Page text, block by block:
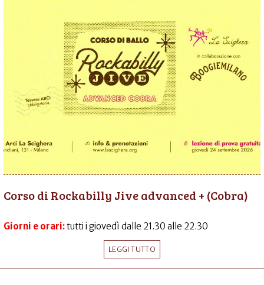
Corso di Rockabilly Jive advanced + (Cobra)
Giorni e orari:tutti i giovedì dalle 21.30 alle 22.30
LEGGI TUTTO